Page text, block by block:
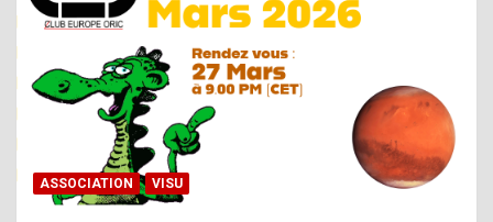
e
R
o
ASSOCIATION VISU